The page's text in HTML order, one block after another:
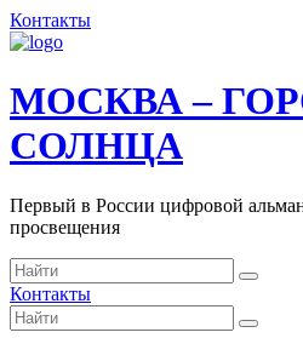
Контакты
МОСКВА –
СОЛНЦА
Первый в России цифровой
просвещения
Контакты